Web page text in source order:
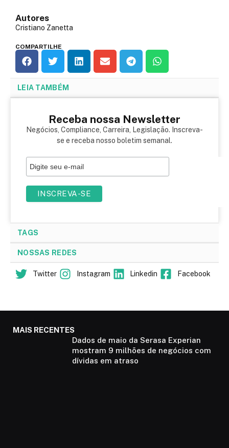
Autores
Cristiano Zanetta
COMPARTILHE
LEIA TAMBÉM
Receba nossa Newsletter
Negócios, Compliance, Carreira, Legislação. Inscreva-
se e receba nosso boletim semanal.
TAGS
NOSSAS REDES
Twitter Instagram Linkedin Facebook
MAIS RECENTES
Dados de maio da Serasa Experian
mostram 9 milhões de negócios com
dívidas em atraso